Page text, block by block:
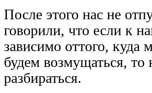
После этого нас не
говорили, что если к
зависимо оттого, куда
будем возмущаться, то
разбираться.